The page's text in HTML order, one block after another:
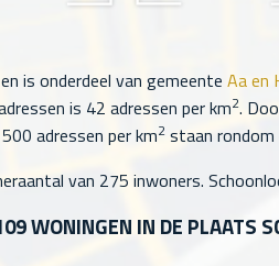
en is onderdeel van gemeente Aa en
is 42 adressen per km2.
adressen per km2 staan rondom
van 275 inwoners.
WONINGEN IN DE PLAATS